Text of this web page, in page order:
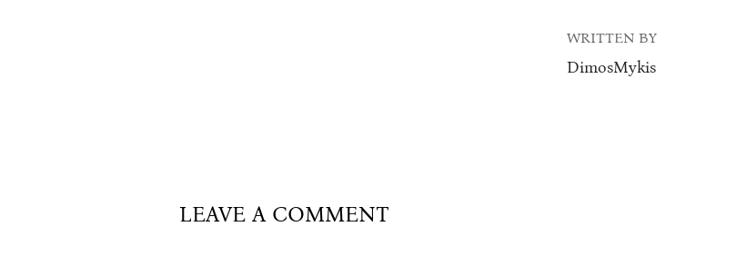
WRITTEN BY
DimosMykis
LEAVE A COMMENT